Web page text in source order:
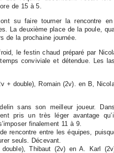
de 15 à 5.
su faire tourner la rencontre
La deuxième place de la poule,
de la prochaine journée.
le festin chaud préparé par
conviviale et détendue. Les
+ double), Romain (2v). en B,
sans son meilleur joueur.
pris un très léger avantage
finalement 11 à 9.
rencontre entre les équipes,
seuls. Décevant.
Thibaut (2v) en A. Karl